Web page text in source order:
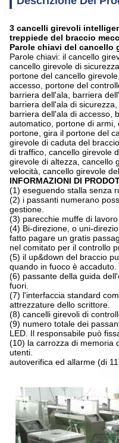
3 cancelli girevoli
treppiede del braccio
Parole chiavi del cancello
Parole chiavi: il cancello
cancello girevole di
portone del cancello
accesso, portone del
barriera dell'ala, barriera
barriera dell'ala di
barriera dell'ala di accesso,
automatico, portone di
portone, gira il portone del
girevole di caduta del
di traffico, cancello girevole
girevole di altezza, cancello
velocità, cancello girevole
INFORMAZIONI DI
(1) eseguendo stalla senza
(2) i passanti numerano
gestione.
(3) parecchie muffe di lavoro
(4) Bi-direzione, o uni-
fatto pagare un gratis
nel comitato per il controllo
(5) il up&down del braccio
quando in fuoco è accaduto.
(6) passante della guida
fuori.
(7) l'interfaccia standard
attrezzature dello scrittore.
(8) cancelli girevoli di
(9) numero totale dei
LED. Il responsabile può
(10) la carrozza di memoria
utenti.
autoverifica ed allarme (di